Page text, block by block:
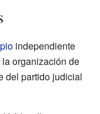
independiente
organización de
del partido judicial